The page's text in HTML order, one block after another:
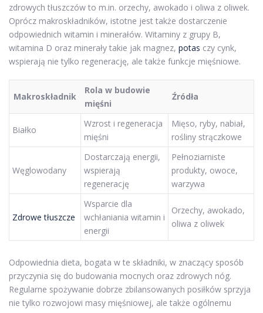
zdrowych tłuszczów to m.in. orzechy, awokado i oliwa z oliwek.
Oprócz makroskładników, istotne jest także dostarczenie
odpowiednich witamin i minerałów. Witaminy z grupy B,
witamina D oraz minerały takie jak magnez, potas czy cynk,
wspierają nie tylko regenerację, ale także funkcje mięśniowe.
Makroskładnik
Rola w budowie
mięśni
Źródła
Białko
Wzrost i regeneracja
mięśni
Mięso, ryby, nabiał,
rośliny strączkowe
Węglowodany
Dostarczają energii,
wspierają
regenerację
Pełnoziarniste
produkty, owoce,
warzywa
Zdrowe tłuszcze
Wsparcie dla
wchłaniania witamin i
energii
Orzechy, awokado,
oliwa z oliwek
Odpowiednia dieta, bogata w te składniki, w znaczący sposób
przyczynia się do budowania mocnych oraz zdrowych nóg.
Regularne spożywanie dobrze zbilansowanych posiłków sprzyja
nie tylko rozwojowi masy mięśniowej, ale także ogólnemu